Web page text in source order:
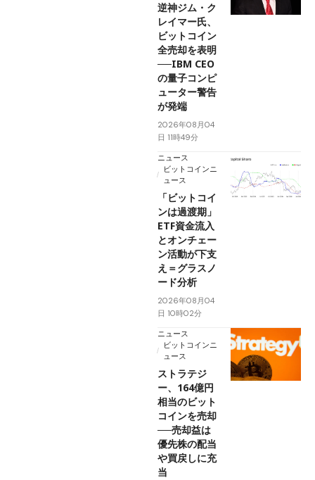
逆神ジム・ク
レイマー氏、
ビットコイン
全売却を表明
──IBM CEO
の量子コンピ
ューター警告
が発端
2026年08月04
日 11時49分
ニュース
ビットコインニ
ュース
「ビットコイ
ンは過渡期」
ETF資金流入
とオンチェー
ン活動が下支
え＝グラスノ
ード分析
2026年08月04
日 10時02分
ニュース
ビットコインニ
ュース
ストラテジ
ー、164億円
相当のビット
コインを売却
──売却益は
優先株の配当
や買戻しに充
当